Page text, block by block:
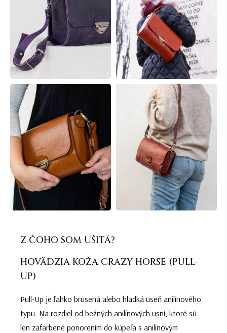
Z ČOHO SOM UŠITÁ?
HOVÄDZIA KOŽA CRAZY HORSE (PULL-
UP)
Pull-Up je ľahko brúsená alebo hladká useň anilínového
typu. Na rozdiel od bežných anilínových usní, ktoré sú
len zafarbené ponorením do kúpeľa s anilínovým